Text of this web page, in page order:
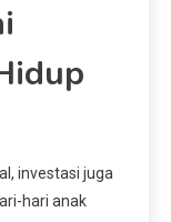
investasi juga
hari anak